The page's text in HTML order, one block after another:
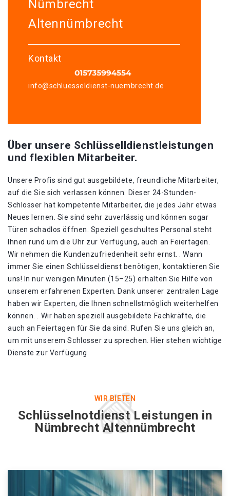
Nümbrecht
Altennümbrecht
Kontakt
info@schluesseldienst-nuembrecht.de
Über unsere Schlüsselldienstleistungen
und flexiblen Mitarbeiter.
Unsere Profis sind gut ausgebildete, freundliche Mitarbeiter,
auf die Sie sich verlassen können. Dieser 24-Stunden-
Schlosser hat kompetente Mitarbeiter, die jedes Jahr etwas
Neues lernen. Sie sind sehr zuverlässig und können sogar
Türen schadlos öffnen. Speziell geschultes Personal steht
Ihnen rund um die Uhr zur Verfügung, auch an Feiertagen.
Wir nehmen die Kundenzufriedenheit sehr ernst. . Wann
immer Sie einen Schlüsseldienst benötigen, kontaktieren Sie
uns! In nur wenigen Minuten (15–25) erhalten Sie Hilfe von
unserem erfahrenen Experten. Dank unserer zentralen Lage
haben wir Experten, die Ihnen schnellstmöglich weiterhelfen
können. . Wir haben speziell ausgebildete Fachkräfte, die
auch an Feiertagen für Sie da sind. Rufen Sie uns gleich an,
um mit unserem Schlosser zu sprechen. Hier stehen wichtige
Dienste zur Verfügung.
WIR BIETEN
Schlüsselnotdienst Leistungen in
Nümbrecht Altennümbrecht